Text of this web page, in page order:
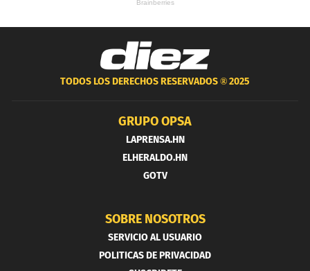
TODOS LOS DERECHOS RESERVADOS ®2025
GRUPO OPSA
LAPRENSA.HN
ELHERALDO.HN
GOTV
SOBRE NOSOTROS
SERVICIO AL USUARIO
POLITICAS DE PRIVACIDAD